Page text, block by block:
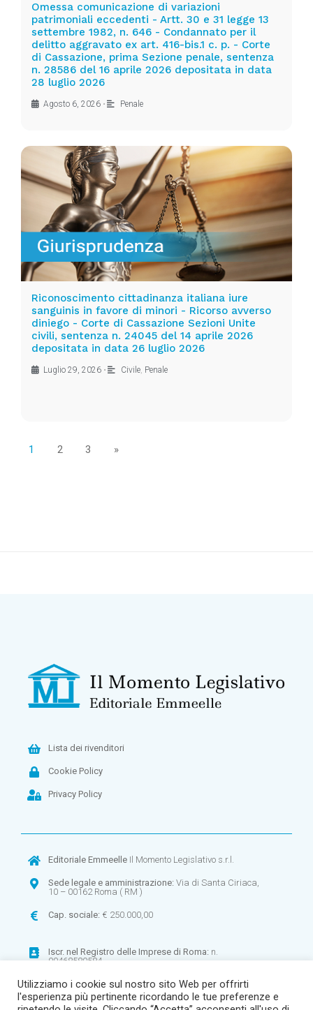
Omessa comunicazione di variazioni
patrimoniali eccedenti - Artt. 30 e 31 legge 13
settembre 1982, n. 646 - Condannato per il
delitto aggravato ex art. 416-bis.1 c. p. - Corte
di Cassazione, prima Sezione penale, sentenza
n. 28586 del 16 aprile 2026 depositata in data
28 luglio 2026
Agosto 6, 2026 • Penale
Riconoscimento cittadinanza italiana iure
sanguinis in favore di minori - Ricorso avverso
diniego - Corte di Cassazione Sezioni Unite
civili, sentenza n. 24045 del 14 aprile 2026
depositata in data 26 luglio 2026
Luglio 29, 2026 • Civile, Penale
1 2 3 »
Lista dei rivenditori
Cookie Policy
Privacy Policy
Editoriale EmmeelleIl Momento Legislativo s.r.l.
Sede legale e amministrazione: Via di Santa Ciriaca,
10 – 00162 Roma ( RM )
Cap. sociale: € 250.000,00
Iscr. nel Registro delle Imprese di Roma: n.
00468580584
CF:00468580584 –P.IVA:00900971003
R.E.A. n. 268906
Utilizziamo i cookie sul nostro sito Web per offrirti
l'esperienza più pertinente ricordando le tue preferenze e